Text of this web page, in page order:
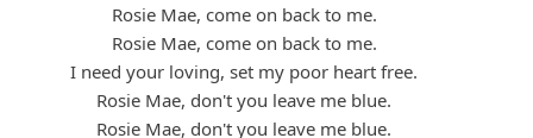
Rosie Mae, come on back to me.
Rosie Mae, come on back to me.
I need your loving, set my poor heart free.
Rosie Mae, don't you leave me blue.
Rosie Mae, don't you leave me blue.